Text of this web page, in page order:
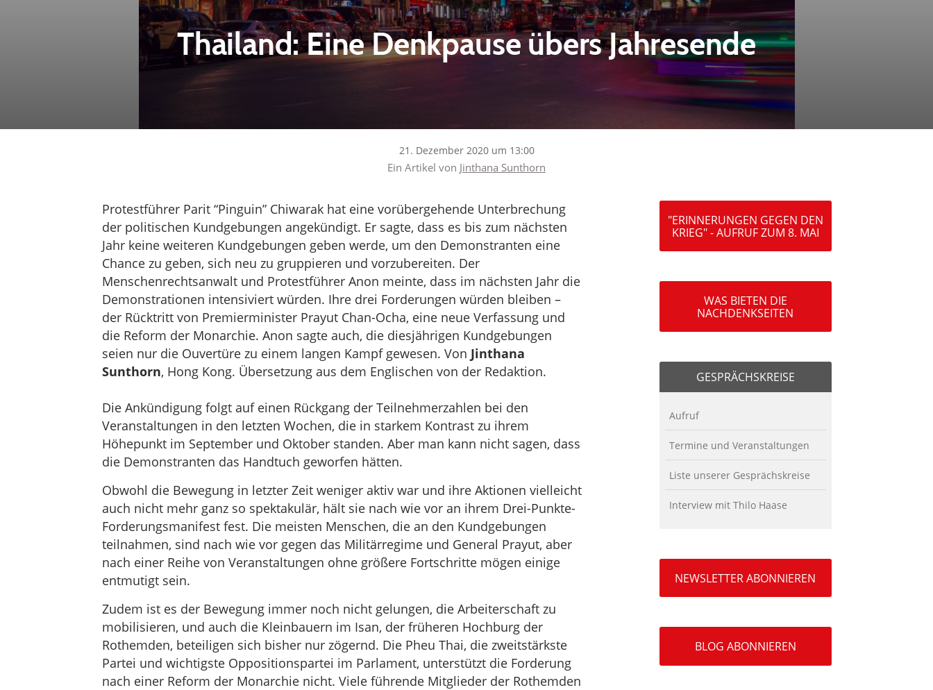
Thailand: Eine Denkpause übers Jahresende
21. Dezember 2020 um 13:00
Ein Artikel von Jinthana Sunthorn
Protestführer Parit “Pinguin” Chiwarak hat eine vorübergehende Unterbrechung
der politischen Kundgebungen angekündigt. Er sagte, dass es bis zum nächsten
Jahr keine weiteren Kundgebungen geben werde, um den Demonstranten eine
Chance zu geben, sich neu zu gruppieren und vorzubereiten. Der
Menschenrechtsanwalt und Protestführer Anon meinte, dass im nächsten Jahr die
Demonstrationen intensiviert würden. Ihre drei Forderungen würden bleiben –
der Rücktritt von Premierminister Prayut Chan-Ocha, eine neue Verfassung und
die Reform der Monarchie. Anon sagte auch, die diesjährigen Kundgebungen
seien nur die Ouvertüre zu einem langen Kampf gewesen. Von Jinthana
Sunthorn, Hong Kong. Übersetzung aus dem Englischen von der Redaktion.
Die Ankündigung folgt auf einen Rückgang der Teilnehmerzahlen bei den
Veranstaltungen in den letzten Wochen, die in starkem Kontrast zu ihrem
Höhepunkt im September und Oktober standen. Aber man kann nicht sagen, dass
die Demonstranten das Handtuch geworfen hätten.
Obwohl die Bewegung in letzter Zeit weniger aktiv war und ihre Aktionen vielleicht
auch nicht mehr ganz so spektakulär, hält sie nach wie vor an ihrem Drei-Punkte-
Forderungsmanifest fest. Die meisten Menschen, die an den Kundgebungen
teilnahmen, sind nach wie vor gegen das Militärregime und General Prayut, aber
nach einer Reihe von Veranstaltungen ohne größere Fortschritte mögen einige
entmutigt sein.
Zudem ist es der Bewegung immer noch nicht gelungen, die Arbeiterschaft zu
mobilisieren, und auch die Kleinbauern im Isan, der früheren Hochburg der
Rothemden, beteiligen sich bisher nur zögernd. Die Pheu Thai, die zweitstärkste
Partei und wichtigste Oppositionspartei im Parlament, unterstützt die Forderung
nach einer Reform der Monarchie nicht. Viele führende Mitglieder der Rothemden
"ERINNERUNGEN GEGEN DEN
KRIEG" - AUFRUF ZUM 8. MAI
WAS BIETEN DIE
NACHDENKSEITEN
GESPRÄCHSKREISE
Aufruf
Termine und Veranstaltungen
Liste unserer Gesprächskreise
Interview mit Thilo Haase
NEWSLETTER ABONNIEREN
BLOG ABONNIEREN